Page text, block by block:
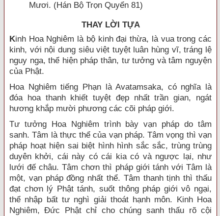
Mươi. (Hán Bộ Trọn Quyển 81)
THAY LỜI TỰA
Kinh Hoa Nghiêm là bộ kinh đại thừa, là vua trong các
kinh, với nội dung siêu việt tuyệt luân hùng vĩ, tráng lệ
nguy nga, thể hiện pháp thân, tư tưởng và tâm nguyện
của Phật.
Hoa Nghiêm tiếng Phạn là Avatamsaka, có nghĩa là
đóa hoa thanh khiết tuyệt đẹp nhất trần gian, ngát
hương khắp mười phương các cõi pháp giới.
Tư tưởng Hoa Nghiêm trình bày vạn pháp do tâm
sanh. Tâm là thực thể của vạn pháp. Tâm vọng thì vạn
pháp hoạt hiện sai biệt hình hình sắc sắc, trùng trùng
duyên khởi, cái này có cái kia có và ngược lại, như
lưới đế châu. Tâm chơn thì pháp giới tánh với Tâm là
một, vạn pháp đồng nhất thể. Tâm thanh tịnh thì thấu
đạt chơn lý Phật tánh, suốt thông pháp giới vô ngại,
thể nhập bất tư nghì giải thoát hạnh môn. Kinh Hoa
Nghiêm, Ðức Phật chỉ cho chúng sanh thấu rõ cội